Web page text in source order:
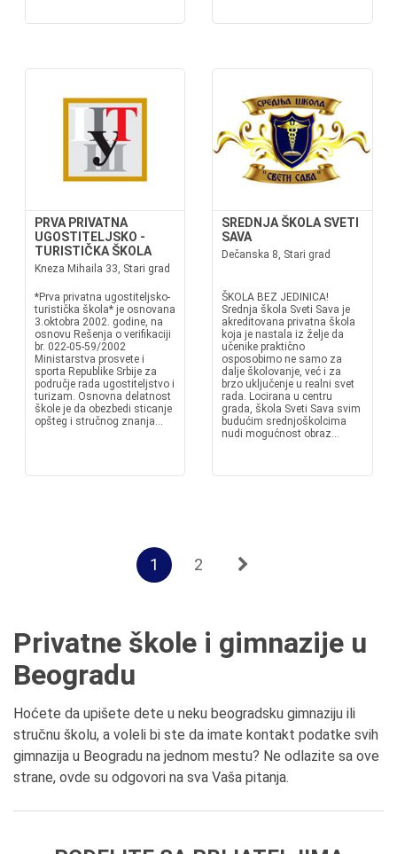
PRVA PRIVATNA
UGOSTITELJSKO -
TURISTIČKA ŠKOLA
Kneza Mihaila 33, Stari grad
*Prva privatna ugostiteljsko-
turistička škola* je osnovana
3.oktobra 2002. godine, na
osnovu Rešenja o verifikaciji
br. 022-05-59/2002
Ministarstva prosvete i
sporta Republike Srbije za
područje rada ugostiteljstvo i
turizam. Osnovna delatnost
škole je da obezbedi sticanje
opšteg i stručnog znanja...
SREDNJA ŠKOLA SVETI
SAVA
Dečanska 8, Stari grad
ŠKOLA BEZ JEDINICA!
Srednja škola Sveti Sava je
akreditovana privatna škola
koja je nastala iz želje da
učenike praktično
osposobimo ne samo za
dalje školovanje, već i za
brzo uključenje u realni svet
rada. Locirana u centru
grada, škola Sveti Sava svim
budućim srednjoškolcima
nudi mogućnost obraz...
1 2
Privatne škole i gimnazije u
Beogradu
Hoćete da upišete dete u neku beogradsku gimnaziju ili
stručnu školu, a voleli bi ste da imate kontakt podatke svih
gimnazija u Beogradu na jednom mestu? Ne odlazite sa ove
strane, ovde su odgovori na sva Vaša pitanja.